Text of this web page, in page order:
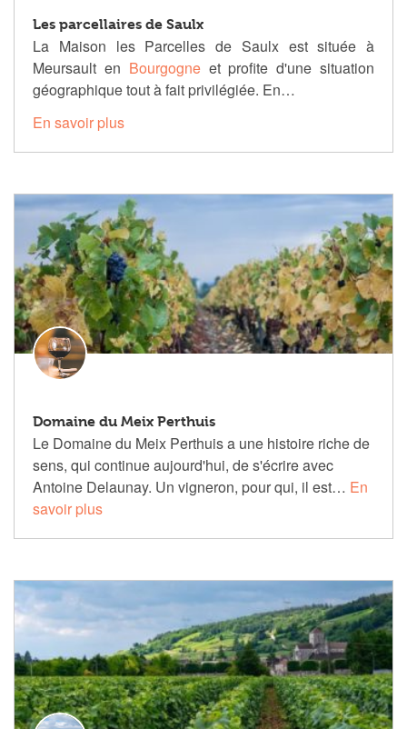
Les parcellaires de Saulx
La Maison les Parcelles de Saulx est située à
Meursault en Bourgogneet profite d'une situation
géographique tout à fait privilégiée. En…
En savoir plus
Domaine du Meix Perthuis
Le Domaine du Meix Perthuis a une histoire riche de
sens, qui continue aujourd'hui, de s'écrire avec
Antoine Delaunay. Un vigneron, pour qui, il est… En
savoir plus